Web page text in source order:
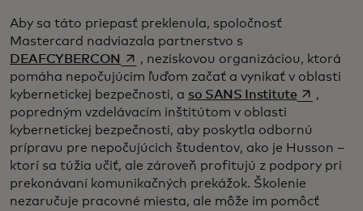
Aby sa táto priepasť preklenula, spoločnosť
Mastercard nadviazala partnerstvo s
DEAFCYBERCON
opens in a new tab
, neziskovou organizáciou, ktorá
pomáha nepočujúcim ľuďom začať a vynikať v oblasti
kybernetickej bezpečnosti, a so SANS Instituteopens in a
,
popredným vzdelávacím inštitútom v oblasti
kybernetickej bezpečnosti, aby poskytla odbornú
prípravu pre nepočujúcich študentov, ako je Husson –
ktorí sa túžia učiť, ale zároveň profitujú z podpory pri
prekonávaní komunikačných prekážok. Školenie
nezaručuje pracovné miesta, ale môže im pomôcť